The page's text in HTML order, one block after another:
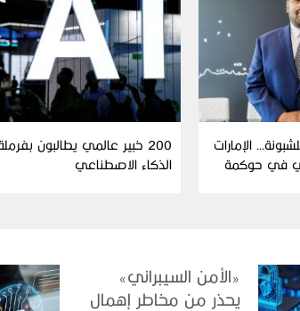
الإمارات
في حوكمة
200 خبير عالمي يطالبون
الذكاء الاصطناعي
«الأمن السيبراني»
يحذر من مخاطر إهمال